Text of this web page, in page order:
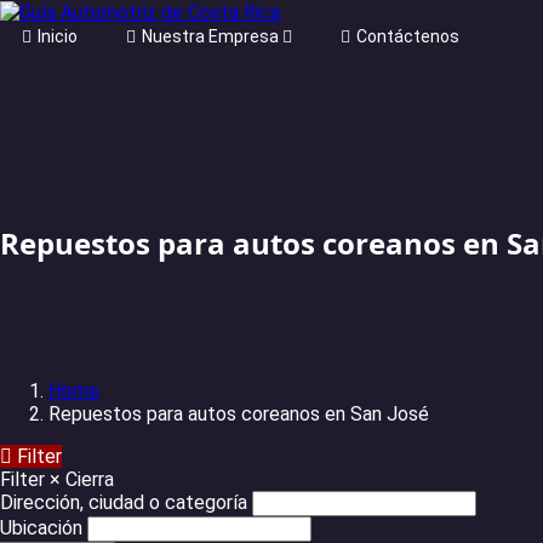
Inicio Nuestra Empresa Contáctenos
Repuestos para autos coreanos en
Home
Repuestos para autos coreanos en San José
Filter
Filter × Cierra
Dirección, ciudad o categoría
Ubicación